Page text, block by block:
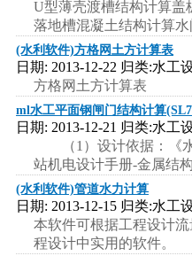
U型薄壳渡槽结构计算盖
落地槽混凝土结构计算
(水利软件)方格网土方计算表
日期: 2013-12-22 归类:水工
方格网土方计算表
ml水工平面钢闸门结构计算
日期: 2013-12-21 归类:水工
（1）设计依据：《水
站机电设计手册-金属结
(水利软件)管道水力计算
日期: 2013-12-15 归类:水工
本软件可根据工程设计
程设计中实用的软件。